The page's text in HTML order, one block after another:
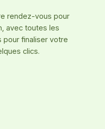
rendez-vous pour
avec toutes les
pour finaliser votre
clics.